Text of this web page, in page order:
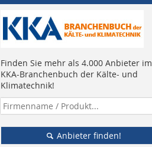
Finden Sie mehr als 4.000 Anbieter im
KKA-Branchenbuch der Kälte- und
Klimatechnik!
Anbieter finden!